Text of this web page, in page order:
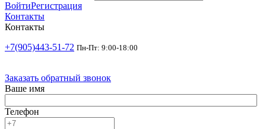
ВойтиРегистрация
Контакты
Контакты
+7(905)443-51-72 Пн-Пт: 9:00-18:00
Заказать обратный звонок
Ваше имя
Телефон